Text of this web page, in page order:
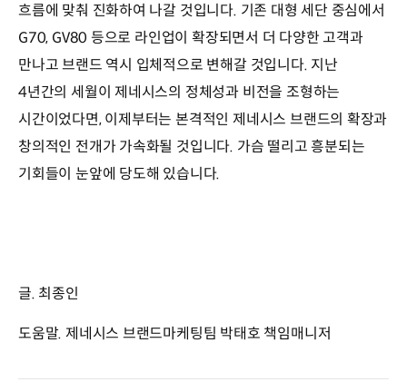
흐름에 맞춰 진화하여 나갈 것입니다. 기존 대형 세단 중심에서
G70, GV80 등으로 라인업이 확장되면서 더 다양한 고객과
만나고 브랜드 역시 입체적으로 변해갈 것입니다. 지난
4년간의 세월이 제네시스의 정체성과 비전을 조형하는
시간이었다면, 이제부터는 본격적인 제네시스 브랜드의 확장과
창의적인 전개가 가속화될 것입니다. 가슴 떨리고 흥분되는
기회들이 눈앞에 당도해 있습니다.
글. 최종인
도움말. 제네시스 브랜드마케팅팀 박태호 책임매니저